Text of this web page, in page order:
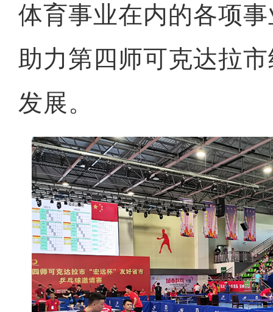
体育事业在内的各项
助力第四师可克达拉
发展。